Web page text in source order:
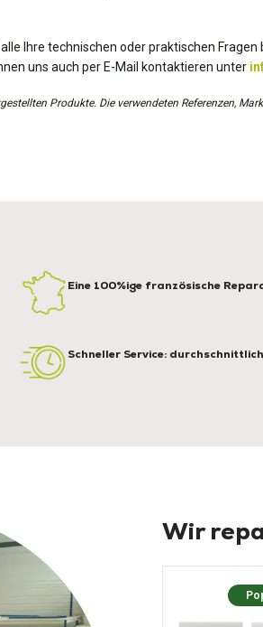
Ihre technischen oder praktischen
uns auch per E-Mail kontaktieren unter
Produkte. Die verwendeten Referenzen,
Eine 100%ige französische
Schneller Service:
Wir